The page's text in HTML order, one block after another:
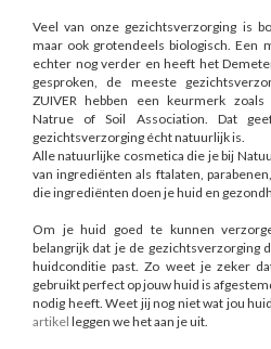
Veel van onze gezichtsverzorging is
maar ook grotendeels biologisch. Een
echter nog verder en heeft het
gesproken, de meeste
ZUIVER hebben een keurmerk
Natrue of Soil Association. Dat
gezichtsverzorging écht natuurlijk is.
Alle natuurlijke cosmetica die je bij
van ingrediënten als ftalaten,
die ingrediënten doen je huid en
Om je huid goed te kunnen
belangrijk dat je de gezichtsverzorging
huidconditie past. Zo weet je zeker
gebruikt perfect op jouw huid is
nodig heeft. Weet jij nog niet wat jou
artikel leggen we het aan je uit.